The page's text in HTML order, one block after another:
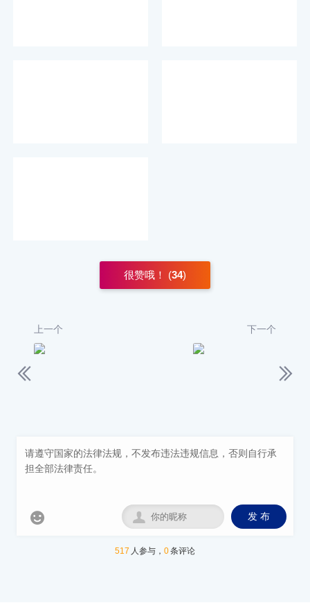
很赞哦！ (34)
上一个 下一个
 发 布

517 人参与， 0条评论